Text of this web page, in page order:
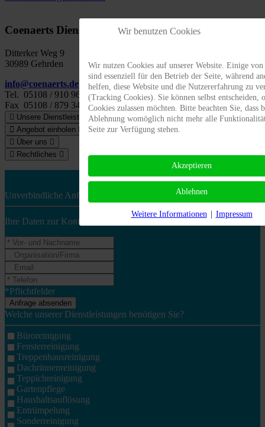
Coenaerts Dienstleistungen
Ditterker Weg 9
30989 Gehrden
info@coenaerts.de
Tel. 05108 / 910 96 90
Fax 05108 / 879 34 34
Unsere Dienstleistungen
Angebot einholen
Über uns
Rechtliches
Unverbindliche Anfrage stellen
Ihre Daten zur Kontaktaufnahme*:
*Pflichtfelder
Welche unserer Dienstleistungen benötigen Sie?
Büroreinigung
Fensterreinigung
Treppenhausreinigung
Dachrinnenreinigung
Teppichreinigung
Gartenpflege
Haushaltsauflösung
Entrümpelung
Sonderreinigung
Wir benutzen Cookies
Wir nutzen Cookies auf unserer Website. Einige von
sind essenziell für den Betrieb der Seite, während
helfen, diese Website und die Nutzererfahrung zu
(Tracking Cookies). Sie können selbst entscheiden,
Cookies zulassen möchten. Bitte beachten Sie, dass
Ablehnung womöglich nicht mehr alle
Seite zur Verfügung stehen.
Akzeptieren
Ablehnen
Weitere Informationen Impressum